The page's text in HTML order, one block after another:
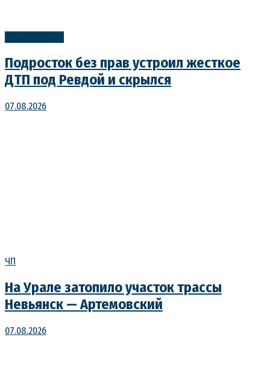
Подросток без прав устроил жесткое
ДТП под Ревдой и скрылся
07.08.2026
ЧП
На Урале затопило участок трассы
Невьянск — Артемовский
07.08.2026